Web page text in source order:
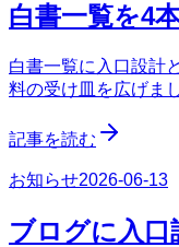
白書一覧を4
白書一覧に入口設計
料の受け皿を広げま
記事を読む
お知らせ2026-06-13
ブログに入口